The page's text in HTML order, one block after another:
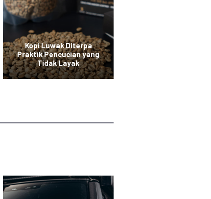
Kopi Luwak Diterpa
Praktik Pencucian yang
Tidak Layak